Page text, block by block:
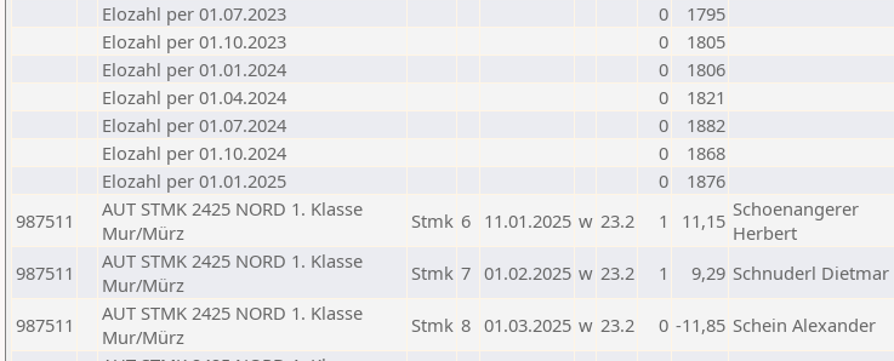
Elozahl per 01.07.2023
0
1795
Elozahl per 01.10.2023
0
1805
Elozahl per 01.01.2024
0
1806
Elozahl per 01.04.2024
0
1821
Elozahl per 01.07.2024
0
1882
Elozahl per 01.10.2024
0
1868
Elozahl per 01.01.2025
0
1876
987511
AUT STMK 2425 NORD 1. Klasse
Mur/Mürz
Stmk 6 11.01.2025 w 23.2 1 11,15 Schoenangerer
Herbert
987511
AUT STMK 2425 NORD 1. Klasse
Mur/Mürz
Stmk 7 01.02.2025 w 23.2 1 9,29 Schnuderl Dietmar
987511
AUT STMK 2425 NORD 1. Klasse
Mur/Mürz
Stmk 8 01.03.2025 w 23.2 0 -11,85 Schein Alexander